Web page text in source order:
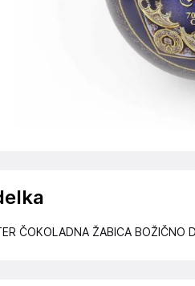
ČOKOLADNA ŽABICA BOŽIČNO